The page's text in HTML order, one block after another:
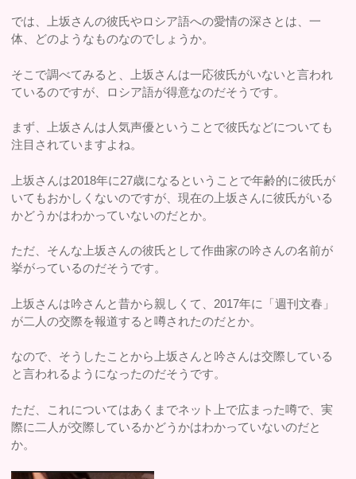
では、上坂さんの彼氏やロシア語への愛情の深さとは、一
体、どのようなものなのでしょうか。
そこで調べてみると、上坂さんは一応彼氏がいないと言われ
ているのですが、ロシア語が得意なのだそうです。
まず、上坂さんは人気声優ということで彼氏などについても
注目されていますよね。
上坂さんは2018年に27歳になるということで年齢的に彼氏が
いてもおかしくないのですが、現在の上坂さんに彼氏がいる
かどうかはわかっていないのだとか。
ただ、そんな上坂さんの彼氏として作曲家の吟さんの名前が
挙がっているのだそうです。
上坂さんは吟さんと昔から親しくて、2017年に「週刊文春」
が二人の交際を報道すると噂されたのだとか。
なので、そうしたことから上坂さんと吟さんは交際している
と言われるようになったのだそうです。
ただ、これについてはあくまでネット上で広まった噂で、実
際に二人が交際しているかどうかはわかっていないのだと
か。